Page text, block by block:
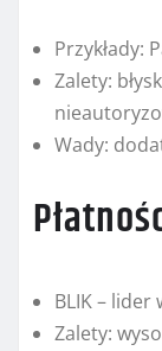
Przykłady:
Zalety:
Wady:
BLIK –
Zalety: